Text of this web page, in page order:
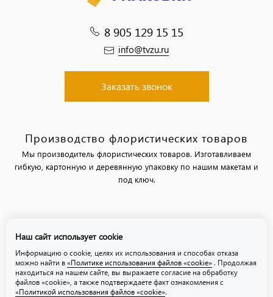
8 905 129 15 15
info@tvzu.ru
Заказать звонок
Производство флористических товаров
Мы производитель флористических товаров. Изготавливаем
гибкую, картонную и деревянную упаковку по нашим макетам и
под ключ.
Политика использования файлов «cookie»
Наш сайт использует cookie
Информацию о cookie, целях их использования и способах отказа
можно найти в «Политике использования файлов «cookie» . Продолжая
находиться на нашем сайте, вы выражаете согласие на обработку
файлов «cookie», а также подтверждаете факт ознакомления с
«Политикой использования файлов «cookie».